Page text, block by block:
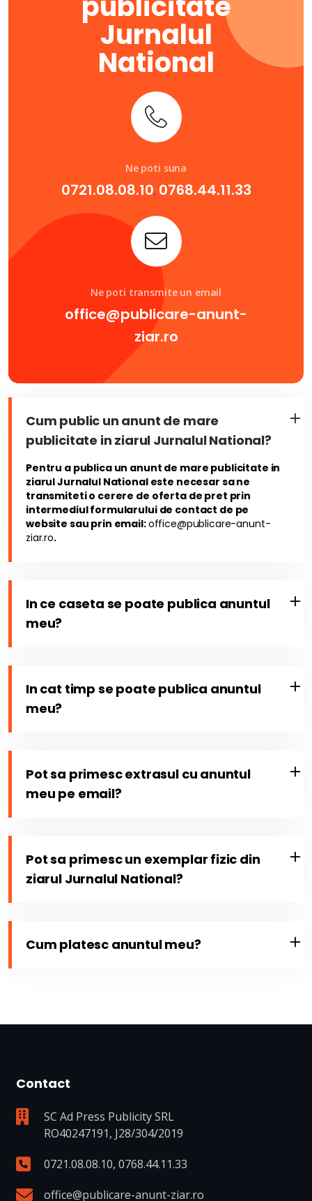
Jurnalul
National
Ne poti suna
0721.08.08.10, 0768.44.11.33
Ne poti transmite un email
office@publicare-anunt-
ziar.ro
Cum public un anunt de mare
publicitate in ziarul Jurnalul National?
Pentru a publica un anunt de mare publicitate in
ziarul Jurnalul National este necesar sa ne
transmiteti o cerere de oferta de pret prin
intermediul formularului de contact de pe
website sau prin email:office@publicare-anunt-
ziar.ro.
In ce caseta se poate publica anuntul
meu?
In cat timp se poate publica anuntul
meu?
Pot sa primesc extrasul cu anuntul
meu pe email?
Pot sa primesc un exemplar fizic din
ziarul Jurnalul National?
Cum platesc anuntul meu?
Contact
SC Ad Press Publicity SRL
RO40247191, J28/304/2019
0721.08.08.10, 0768.44.11.33
office@publicare-anunt-ziar.ro